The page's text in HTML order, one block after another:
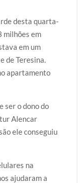
desta quarta-
milhões em
em um
de Teresina.
apartamento
ser o dono do
Alencar
ele conseguiu
na
ajudaram a